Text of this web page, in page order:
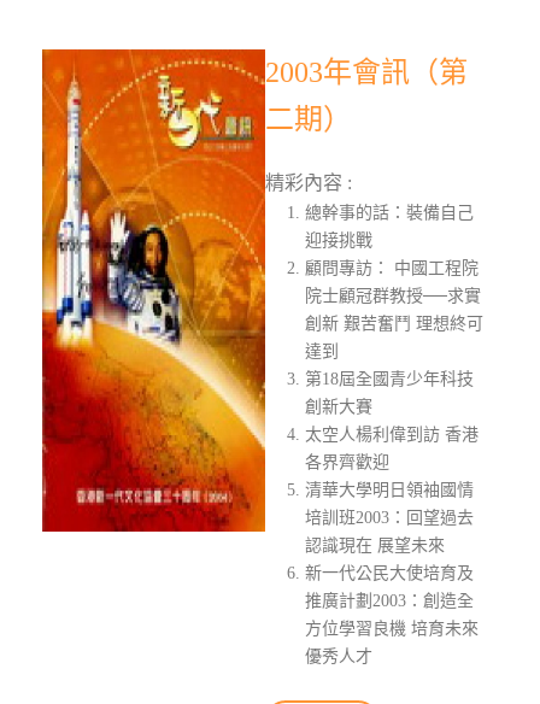
2003年會訊（第
二期）
精彩內容 :
總幹事的話：裝備自己
迎接挑戰
顧問專訪： 中國工程院
院士顧冠群教授──求實
創新 艱苦奮鬥 理想終可
達到
第18屆全國青少年科技
創新大賽
太空人楊利偉到訪 香港
各界齊歡迎
清華大學明日領袖國情
培訓班2003：回望過去
認識現在 展望未來
新一代公民大使培育及
推廣計劃2003：創造全
方位學習良機 培育未來
優秀人才